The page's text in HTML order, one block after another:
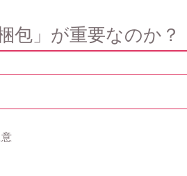
包」が重要なのか？